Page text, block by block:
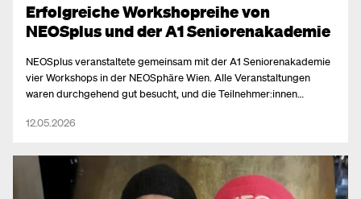
Erfolgreiche Workshopreihe von
NEOSplus und der A1 Seniorenakademie
NEOSplus veranstaltete gemeinsam mit der A1 Seniorenakademie
vier Workshops in der NEOSphäre Wien. Alle Veranstaltungen
waren durchgehend gut besucht, und die Teilnehmer:innen
12.05.2026